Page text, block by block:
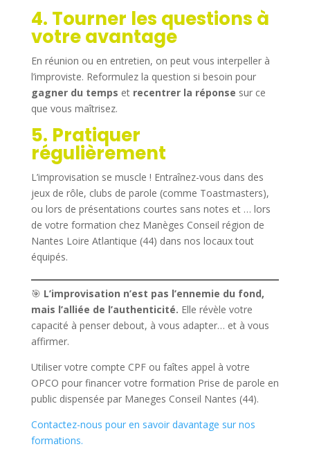
4. Tourner les questions à
votre avantage
En réunion ou en entretien, on peut vous interpeller à
l’improviste. Reformulez la question si besoin pour
gagner du temps et recentrer la réponse sur ce
que vous maîtrisez.
5. Pratiquer
régulièrement
L’improvisation se muscle ! Entraînez-vous dans des
jeux de rôle, clubs de parole (comme Toastmasters),
ou lors de présentations courtes sans notes et … lors
de votre formation chez Manèges Conseil région de
Nantes Loire Atlantique (44) dans nos locaux tout
équipés.
🎯 L’improvisation n’est pas l’ennemie du fond,
mais l’alliée de l’authenticité. Elle révèle votre
capacité à penser debout, à vous adapter… et à vous
affirmer.
Utiliser votre compte CPF ou faîtes appel à votre
OPCO pour financer votre formation Prise de parole en
public dispensée par Maneges Conseil Nantes (44).
Contactez-nous pour en savoir davantage sur nos
formations.